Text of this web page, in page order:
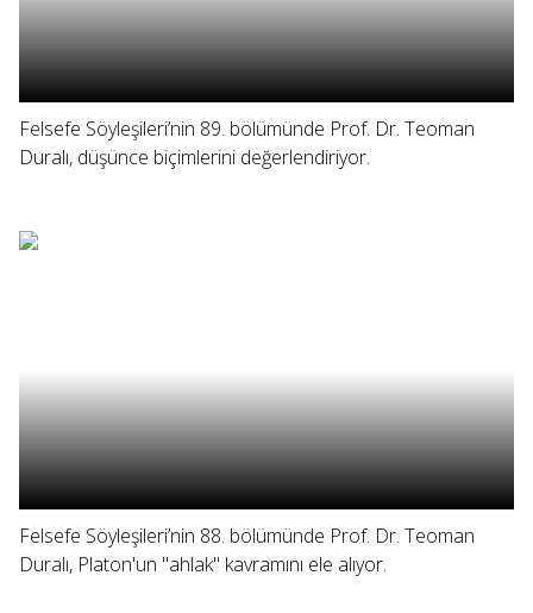
Felsefe Söyleşileri’nin 89. bölümünde Prof. Dr. Teoman
Duralı, düşünce biçimlerini değerlendiriyor.
Felsefe Söyleşileri’nin 88. bölümünde Prof. Dr. Teoman
Duralı, Platon'un "ahlak" kavramını ele alıyor.